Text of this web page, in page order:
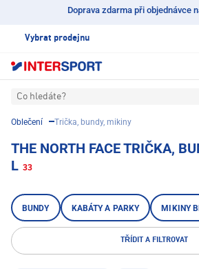
Doprava zdarma při objednávce
Vybrat prodejnu
Co hledáte?
Oblečení Trička, bundy, mikiny
THE NORTH FACE TRIČKA,
L 33
BUNDY KABÁTY A PARKY MIKINY
TŘÍDIT A FILTROVAT